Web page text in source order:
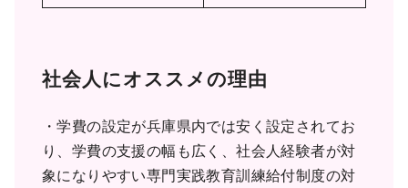
社会人にオススメの理由
・学費の設定が兵庫県内では安く設定されてお
り、学費の支援の幅も広く、社会人経験者が対
象になりやすい専門実践教育訓練給付制度の対